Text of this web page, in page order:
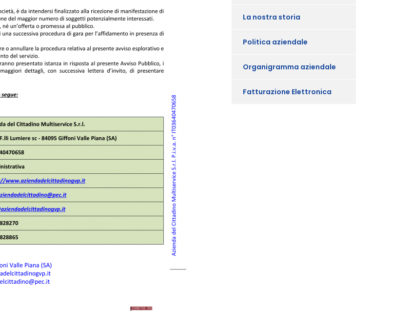
La nostra storia
Politica aziendale
Organigramma aziendale
Fatturazione Elettronica